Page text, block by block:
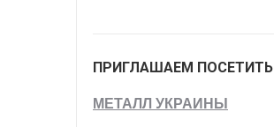
ПРИГЛАШАЕМ ПОСЕТИТЬ
МЕТАЛЛ УКРАИНЫ